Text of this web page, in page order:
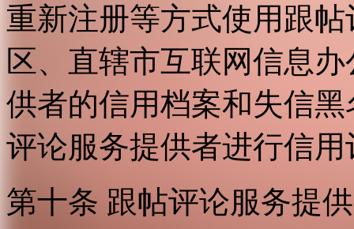
重新注册等方式使用跟
区、直辖市互联网信息
供者的信用档案和失信
评论服务提供者进行信用
第十条 跟帖评论服务提